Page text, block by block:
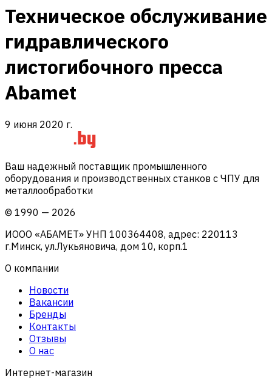
Техническое обслуживание
гидравлического
листогибочного пресса
Abamet
9 июня 2020 г.
Ваш надежный поставщик промышленного
оборудования и производственных станков с ЧПУ для
металлообработки
© 1990 — 2026
ИООО «АБАМЕТ» УНП 100364408, адрес: 220113
г.Минск, ул.Лукьяновича, дом 10, корп.1
О компании
Новости
Вакансии
Бренды
Контакты
Отзывы
О нас
Интернет-магазин